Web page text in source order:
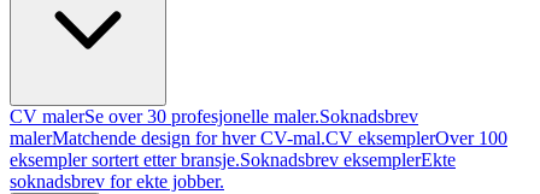
CV malerSe over 30 profesjonelle maler.Soknadsbrev
malerMatchende design for hver CV-mal.CV eksemplerOver 100
eksempler sortert etter bransje.Soknadsbrev eksemplerEkte
soknadsbrev for ekte jobber.